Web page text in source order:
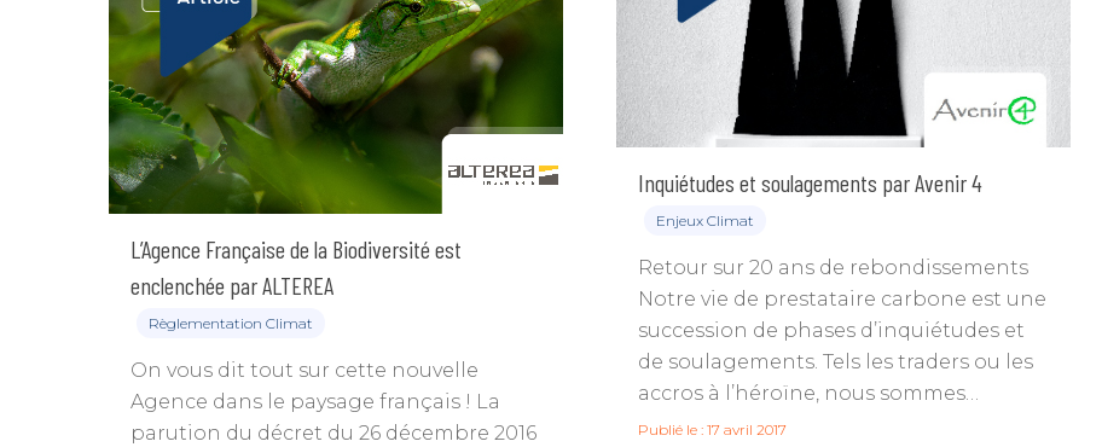
Inquiétudes et soulagements par Avenir 4
Enjeux Climat
Retour sur 20 ans de rebondissements
Notre vie de prestataire carbone est une
succession de phases d’inquiétudes et
de soulagements. Tels les traders ou les
accros à l’héroïne, nous sommes…
Publié le : 17 avril 2017
L’Agence Française de la Biodiversité est
enclenchée par ALTEREA
Règlementation Climat
On vous dit tout sur cette nouvelle
Agence dans le paysage français ! La
parution du décret du 26 décembre 2016